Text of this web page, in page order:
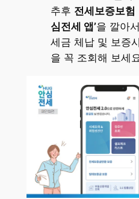
추후 전세보증보험
심전세 앱’을 깔아
세금 체납 및 보증
을 꼭 조회해 보세